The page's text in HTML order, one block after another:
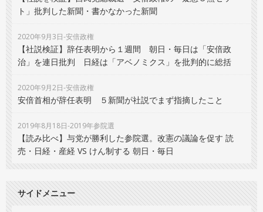
ト」批判した新聞・書かなかった新聞
2020年9月3日-安倍政権
【社説検証】辞任表明から１週間 朝日・毎日は「安倍政
治」を連日批判 日経は「アベノミクス」を批判的に総括
2020年9月2日-安倍政権
安倍首相が辞任表明 ５新聞が社説でまず指摘したこと
2019年8月18日-2019年参院選
【読み比べ】与党が勝利した参院選。改憲の議論を促す 読
売・日経・産経 VS けん制する 朝日・毎日
サイドメニュー